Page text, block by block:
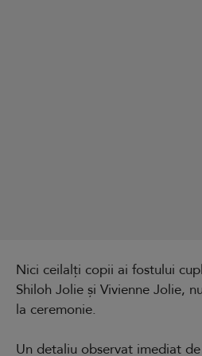
Nici ceilalți copii ai fostului
Shiloh Jolie și Vivienne Jolie,
la ceremonie.
Un detaliu observat imediat